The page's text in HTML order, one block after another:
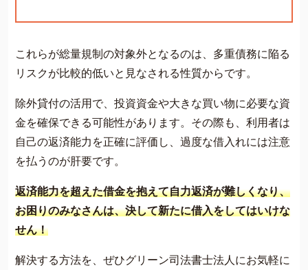
これらが総量規制の対象外となるのは、多重債務に陥る
リスクが比較的低いと見なされる性質からです。
除外貸付の活用で、投資資金や大きな買い物に必要な資
金を確保できる可能性があります。その際も、利用者は
自己の返済能力を正確に評価し、過度な借入れには注意
を払うのが肝要です。
返済能力を超えた借金を抱えて自力返済が難しくなり、
お困りのみなさんは、決して新たに借入をしてはいけな
せん！
解決する方法を、ぜひグリーン司法書士法人にお気軽に